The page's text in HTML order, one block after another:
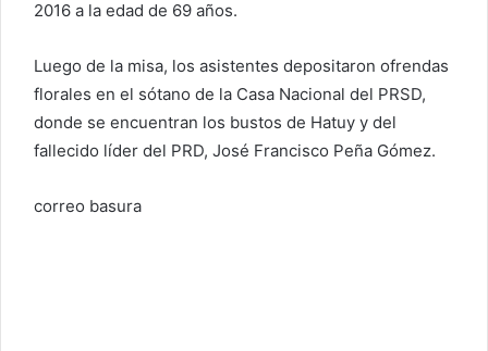
2016 a la edad de 69 años.
Luego de la misa, los asistentes depositaron ofrendas
florales en el sótano de la Casa Nacional del PRSD,
donde se encuentran los bustos de Hatuy y del
fallecido líder del PRD, José Francisco Peña Gómez.
correo basura